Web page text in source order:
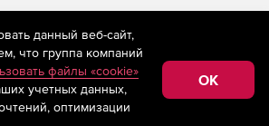
ресурсе store.softline.ru применяются
(информационные технологии
на основе сбора,
сведений, относящихся к
сети «Интернет»,
Российской Федерации)
данный веб-сайт,
что группа компаний
файлы «cookie»
учетных данных,
оптимизации
OK